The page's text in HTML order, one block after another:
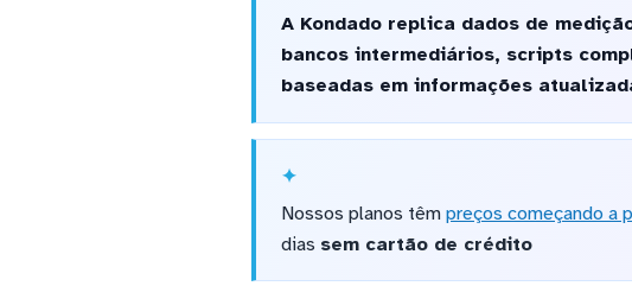
A Kondado replica dados de
bancos intermediários, scripts
baseadas em informações
Nossos planos têm preços começando a
dias sem cartão de crédito